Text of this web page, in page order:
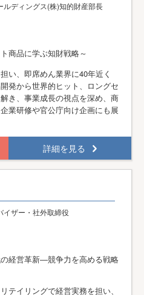
ルディングス(株)知的財産部長
商品に学ぶ知財戦略～
い、即席めん業界に40年近く
発から世界的ヒット、ロングセ
き、事業成長の視点を深め、商
業研修や官公庁向け企画にも展
詳細を見る
イザー・社外取締役
経営革新―競争力を高める戦略
テイリングで経営実務を担い、